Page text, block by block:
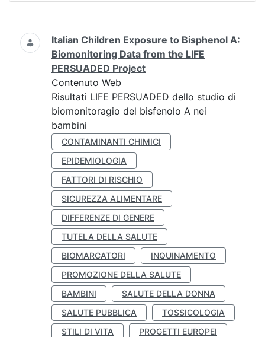
Ricerca
Italian Children Exposure to Bisphenol A:
Biomonitoring Data from the LIFE
PERSUADED Project
Contenuto Web
Risultati LIFE PERSUADED dello studio di
biomonitoragio del bisfenolo A nei
bambini
CONTAMINANTI CHIMICI
EPIDEMIOLOGIA
FATTORI DI RISCHIO
SICUREZZA ALIMENTARE
DIFFERENZE DI GENERE
TUTELA DELLA SALUTE
BIOMARCATORI
INQUINAMENTO
PROMOZIONE DELLA SALUTE
BAMBINI
SALUTE DELLA DONNA
SALUTE PUBBLICA
TOSSICOLOGIA
STILI DI VITA
PROGETTI EUROPEI